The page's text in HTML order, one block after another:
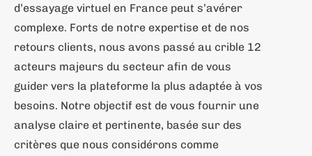
d’essayage virtuel en France peut s’avérer
complexe. Forts de notre expertise et de nos
retours clients, nous avons passé au crible 12
acteurs majeurs du secteur afin de vous
guider vers la plateforme la plus adaptée à vos
besoins. Notre objectif est de vous fournir une
analyse claire et pertinente, basée sur des
critères que nous considérons comme